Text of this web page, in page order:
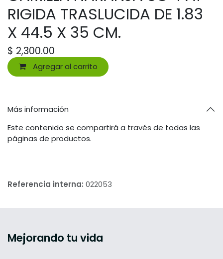
RIGIDA TRASLUCIDA DE 1.83
X 44.5 X 35 CM.
$ 2,300.00
Agregar al carrito
Más información
Este contenido se compartirá a través de todas las
páginas de productos.
Referencia interna: 022053
Mejorando tu vida